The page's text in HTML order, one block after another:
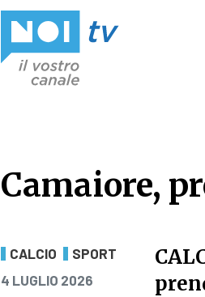
Camaiore,
Camaiore,
CALCIO
SPORT
PUBBLICATO IL
4 LUGLIO 2026